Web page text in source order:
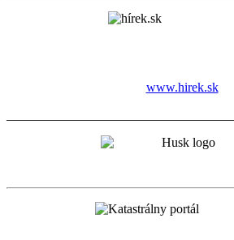
www.hirek.sk